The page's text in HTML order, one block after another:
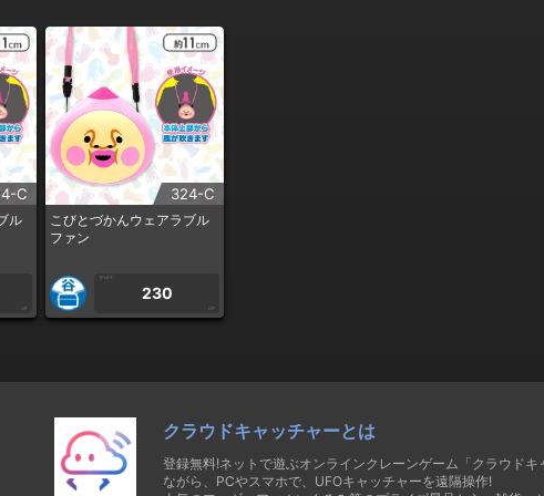
C
ル
CP
324-C
こびとづかんウェアラブル
ファン
1PLAY
230
CP
クラウドキャッチャーとは
登録無料!ネットで遊ぶオンラインクレーンゲーム「クラウド
ながら、PCやスマホで、UFOキャッチャーを遠隔操作!